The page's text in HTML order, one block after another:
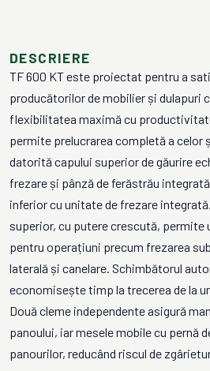
DESCRIERE
TF 600 KT este proiectat pentru a
producătorilor de mobilier și dulapuri
flexibilitatea maximă cu
permite prelucrarea completă a celor
datorită capului superior de găurire
frezare și pânză de ferăstrău
inferior cu unitate de frezare
superior, cu putere crescută, permite
pentru operațiuni precum frezarea
laterală și canelare. Schimbătorul
economisește timp la trecerea de la
Două cleme independente asigură
panoului, iar mesele mobile cu pernă
panourilor, reducând riscul de